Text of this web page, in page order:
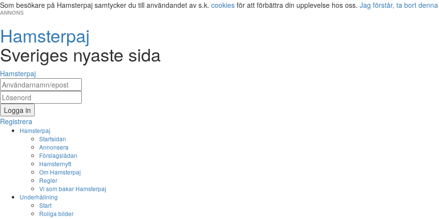
Som besökare på Hamsterpaj samtycker du till användandet av s.k. cookies för att förbättra din upplevelse hos oss. Jag förstår, ta bort
ANNONS
Hamsterpaj
Sveriges nyaste sida
Hamsterpaj
Logga in
Registrera
Hamsterpaj
Startsidan
Annonsera
Förslagslådan
Hamsternytt
Om Hamsterpaj
Regler
Vi som bakar Hamsterpaj
Underhållning
Start
Roliga bilder